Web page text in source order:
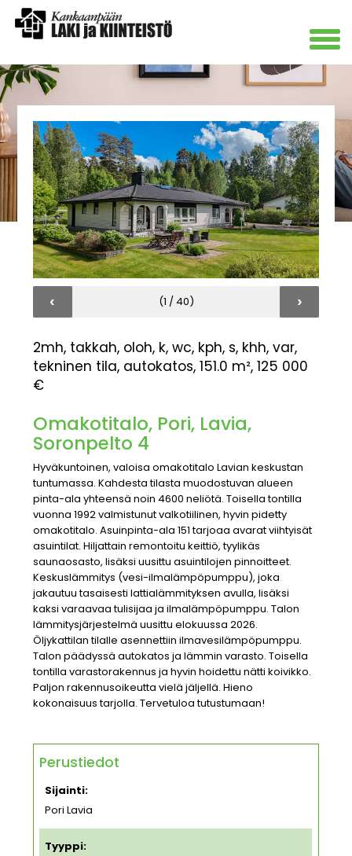
‹ (1 / 40) ›
2mh, takkah, oloh, k, wc, kph, s, khh, var,
tekninen tila, autokatos, 151.0 m², 125 000
€
Omakotitalo, Pori, Lavia,
Soronpelto 4
Hyväkuntoinen, valoisa omakotitalo Lavian keskustan
tuntumassa. Kahdesta tilasta muodostuvan alueen
pinta-ala yhteensä noin 4600 neliötä. Toisella tontilla
vuonna 1992 valmistunut valkotiilinen, hyvin pidetty
omakotitalo. Asuinpinta-ala 151 tarjoaa avarat viihtyisät
asuintilat. Hiljattain remontoitu keittiö, tyylikäs
saunaosasto, lisäksi uusittu asuintilojen pinnoitteet.
Keskuslämmitys (vesi-ilmalämpöpumppu), joka
jakautuu tasaisesti lattialämmityksen avulla, lisäksi
kaksi varaavaa tulisijaa ja ilmalämpöpumppu. Talon
lämmitysjärjestelmä uusittu elokuussa 2026.
Öljykattilan tilalle asennettiin ilmavesilämpöpumppu.
Talon päädyssä autokatos ja lämmin varasto. Toisella
tontilla varastorakennus ja hyvin hoidettu nätti koivikko.
Paljon rakennusoikeutta vielä jäljellä. Hieno
kokonaisuus tarjolla. Tervetuloa tutustumaan!
Perustiedot
Sijainti:
Pori Lavia
Tyyppi: